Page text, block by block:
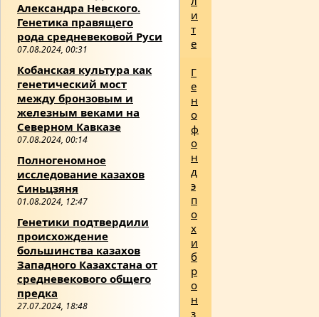
Александра Невского.
Генетика правящего
рода средневековой Руси
07.08.2024, 00:31
Кобанская культура как
генетический мост
между бронзовым и
железным веками на
Северном Кавказе
07.08.2024, 00:14
Полногеномное
исследование казахов
Синьцзяня
01.08.2024, 12:47
Генетики подтвердили
происхождение
большинства казахов
Западного Казахстана от
средневекового общего
предка
27.07.2024, 18:48
и
т
е
Г
е
н
о
ф
о
н
д
э
п
о
х
и
б
р
о
н
з